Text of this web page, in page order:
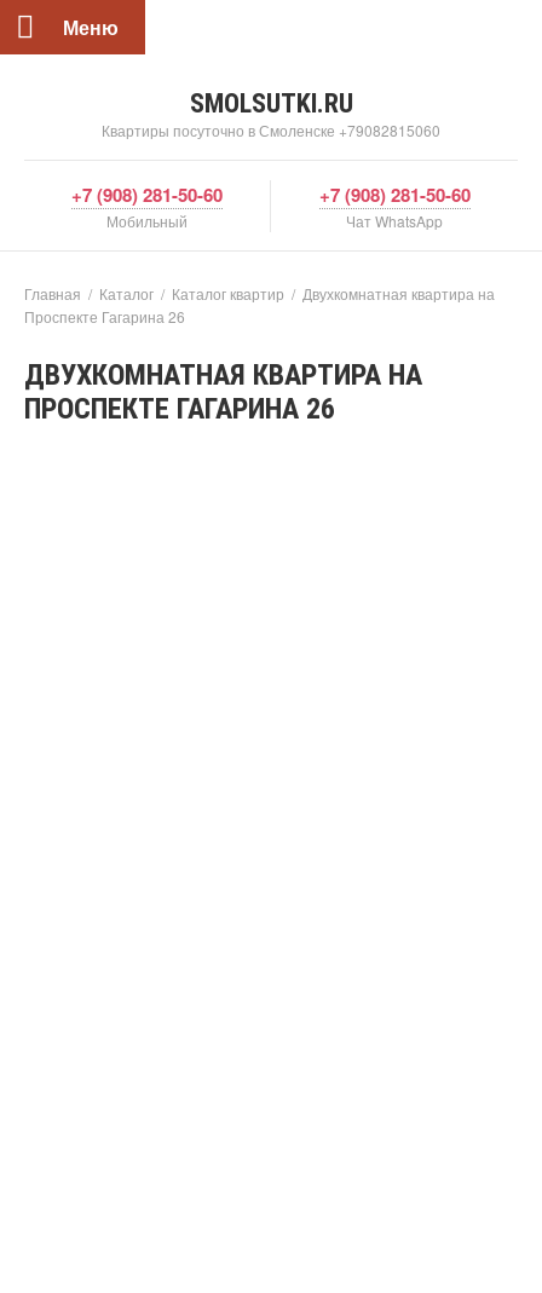
SMOLSUTKI.RU
Квартиры посуточно в Смоленске +79082815060
Меню
+7 (908) 281-50-60
Мобильный
+7 (908) 281-50-60
Чат WhatsApp
Главная / Каталог / Каталог квартир / Двухкомнатная квартира на
Проспекте Гагарина 26
ДВУХКОМНАТНАЯ КВАРТИРА НА
ПРОСПЕКТЕ ГАГАРИНА 26